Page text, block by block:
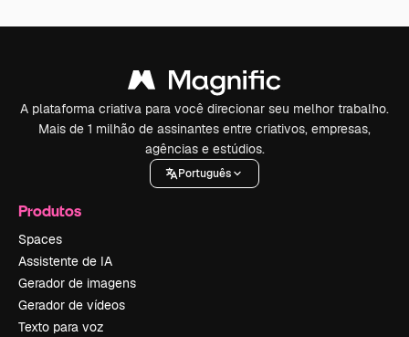
A plataforma criativa para você direcionar seu melhor trabalho.
Mais de 1 milhão de assinantes entre criativos, empresas,
agências e estúdios.
Português
Produtos
Spaces
Assistente de IA
Gerador de imagens
Gerador de vídeos
Texto para voz